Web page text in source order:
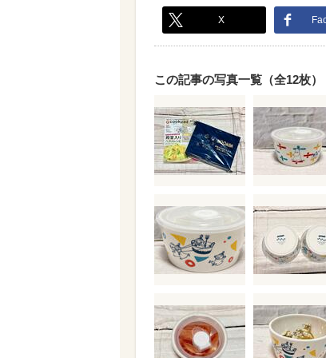
X
この記事の写真一覧（全12枚）